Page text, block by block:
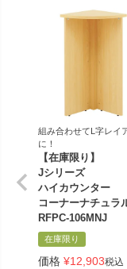
組み合わせてL字レイ
に！
【在庫限り】
Jシリーズ
ハイカウンター
コーナーナチュラ
RFPC-106MNJ
在庫限り
価格 ¥12,903税込